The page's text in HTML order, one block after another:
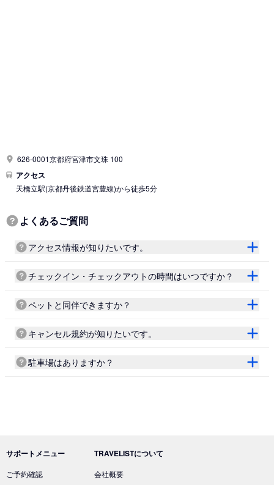
626-0001京都府宮津市文珠 100
アクセス
天橋立駅(京都丹後鉄道宮豊線)から徒歩5分
よくあるご質問
アクセス情報が知りたいです。
チェックイン・チェックアウトの時間はいつですか？
ペットと同伴できますか？
キャンセル規約が知りたいです。
駐車場はありますか？
サポートメニュー
ご予約確認
TRAVELISTについて
会社概要